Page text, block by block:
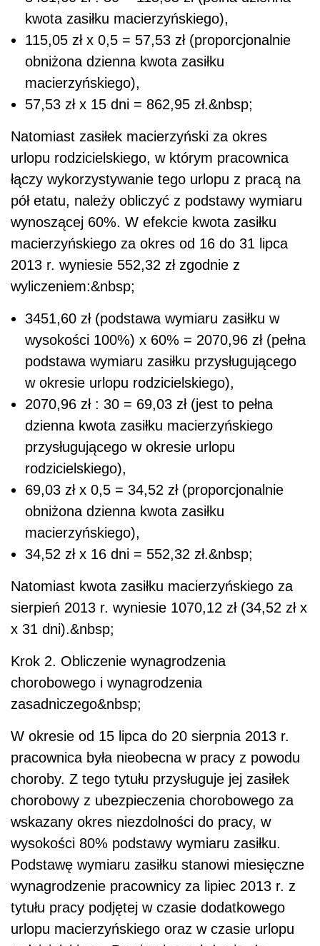
kwota zasiłku macierzyńskiego),
115,05 zł x 0,5 = 57,53 zł (proporcjonalnie
obniżona dzienna kwota zasiłku
macierzyńskiego),
57,53 zł x 15 dni = 862,95 zł.&nbsp;
Natomiast zasiłek macierzyński za okres
urlopu rodzicielskiego, w którym pracownica
łączy wykorzystywanie tego urlopu z pracą na
pół etatu, należy obliczyć z podstawy wymiaru
wynoszącej 60%. W efekcie kwota zasiłku
macierzyńskiego za okres od 16 do 31 lipca
2013 r. wyniesie 552,32 zł zgodnie z
wyliczeniem:&nbsp;
3451,60 zł (podstawa wymiaru zasiłku w
wysokości 100%) x 60% = 2070,96 zł (pełna
podstawa wymiaru zasiłku przysługującego
w okresie urlopu rodzicielskiego),
2070,96 zł : 30 = 69,03 zł (jest to pełna
dzienna kwota zasiłku macierzyńskiego
przysługującego w okresie urlopu
rodzicielskiego),
69,03 zł x 0,5 = 34,52 zł (proporcjonalnie
obniżona dzienna kwota zasiłku
macierzyńskiego),
34,52 zł x 16 dni = 552,32 zł.&nbsp;
Natomiast kwota zasiłku macierzyńskiego za
sierpień 2013 r. wyniesie 1070,12 zł (34,52 zł x
x 31 dni).&nbsp;
Krok 2. Obliczenie wynagrodzenia
chorobowego i wynagrodzenia
zasadniczego&nbsp;
W okresie od 15 lipca do 20 sierpnia 2013 r.
pracownica była nieobecna w pracy z powodu
choroby. Z tego tytułu przysługuje jej zasiłek
chorobowy z ubezpieczenia chorobowego za
wskazany okres niezdolności do pracy, w
wysokości 80% podstawy wymiaru zasiłku.
Podstawę wymiaru zasiłku stanowi miesięczne
wynagrodzenie pracownicy za lipiec 2013 r. z
tytułu pracy podjętej w czasie dodatkowego
urlopu macierzyńskiego oraz w czasie urlopu